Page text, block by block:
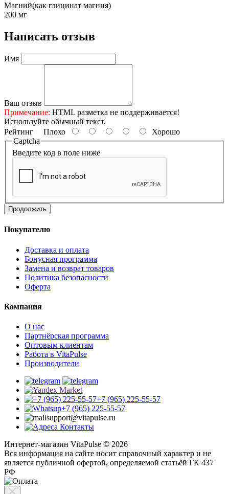
Магний(как глицинат магния)
200 мг
Написать отзыв
Имя
Ваш отзыв
Примечание: HTML разметка не поддерживается!
Используйте обычный текст.
Рейтинг Плохо
Хорошо
Captcha
Введите код в поле ниже
Продолжить
Покупателю
Доставка и оплата
Бонусная программа
Замена и возврат товаров
Политика безопасности
Оферта
Компания
О нас
Партнёрская программа
Оптовым клиентам
Работа в VitaPulse
Производители
+7 (965) 225-55-57
+7 (965) 225-55-57
support@vitapulse.ru
Контакты
Интернет-магазин VitaPulse © 2026
Вся информация на сайте носит справочный характер и не
является публичной офертой, определяемой статьёй ГК 437
РФ